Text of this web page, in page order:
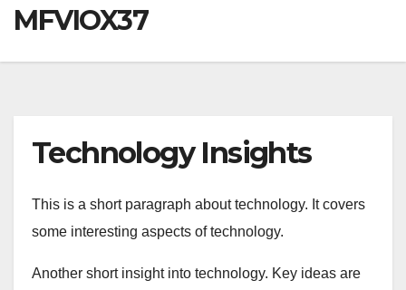
MFVIOX37
Technology Insights
This is a short paragraph about technology. It covers
some interesting aspects of technology.
Another short insight into technology. Key ideas are